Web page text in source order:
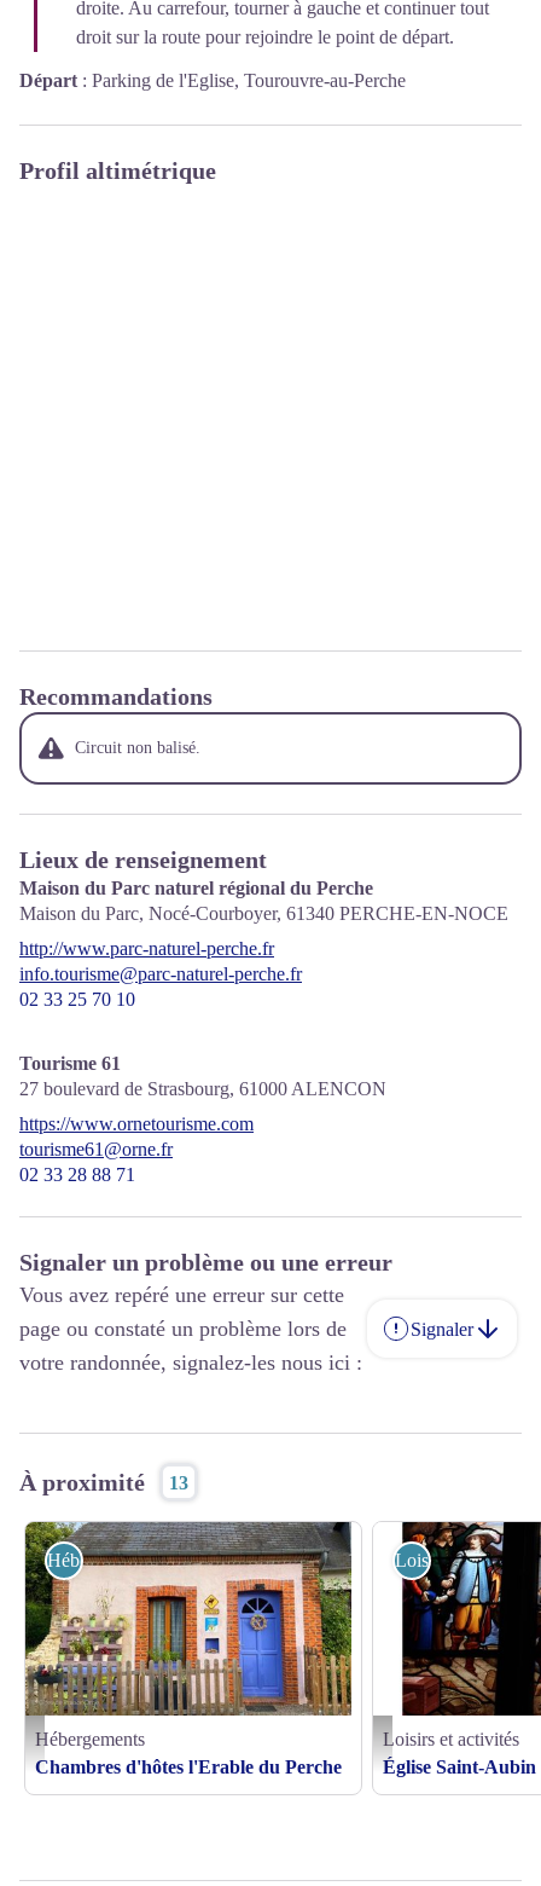
droite. Au carrefour, tourner à gauche et continuer tout
droit sur la route pour rejoindre le point de départ.
Départ : Parking de l'Eglise, Tourouvre-au-Perche
Profil altimétrique
Recommandations
Circuit non balisé.
Lieux de renseignement
Maison du Parc naturel régional du Perche
Maison du Parc, Nocé-Courboyer, 61340 PERCHE-EN-NOCE
http://www.parc-naturel-perche.fr
info.tourisme@parc-naturel-perche.fr
02 33 25 70 10
Tourisme 61
27 boulevard de Strasbourg, 61000 ALENCON
https://www.ornetourisme.com
tourisme61@orne.fr
02 33 28 88 71
Signaler un problème ou une erreur
Vous avez repéré une erreur sur cette
page ou constaté un problème lors de
votre randonnée, signalez-les nous ici :
Signaler
À proximité 13
l'Erable du Perche - © Gites de France Orne
Hébergements
Hébergements
Chambres d'hôtes l'Erable du Perche
Eglise de Tourouvre -
Loisirs et activités
Loisirs et activités
Église Saint-Aubin